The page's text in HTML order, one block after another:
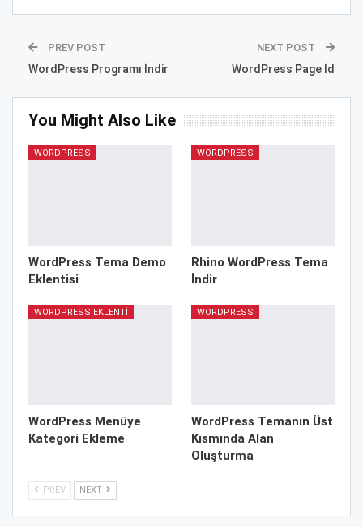
PREV POST
WordPress Programı İndir
NEXT POST
WordPress Page İd
You Might Also Like
WORDPRESS
WordPress Tema Demo
Eklentisi
WORDPRESS
Rhino WordPress Tema
İndir
WORDPRESS EKLENTI
WordPress Menüye
Kategori Ekleme
WORDPRESS
WordPress Temanın Üst
Kısmında Alan
Oluşturma
PREV NEXT